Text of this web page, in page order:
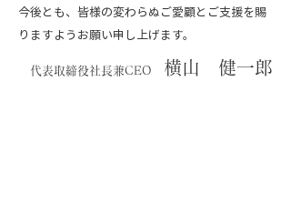
今後とも、皆様の変わらぬご愛顧とご支援を賜
りますようお願い申し上げます。
代表取締役社長兼CEO 横山 健一郎